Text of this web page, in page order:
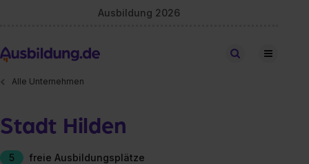
Ausbildung 2026
Stellen finden
Alle Unternehmen
Stadt Hilden
5
freie Ausbildungsplätze